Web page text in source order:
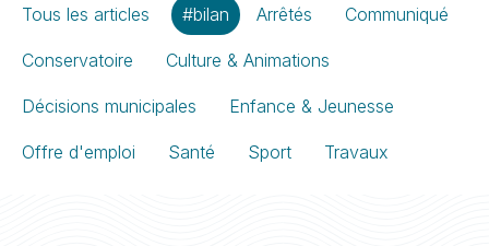
Tous les articles #bilan Arrêtés Communiqué
Conservatoire Culture & Animations
Décisions municipales Enfance & Jeunesse
Offre d'emploi Santé Sport Travaux